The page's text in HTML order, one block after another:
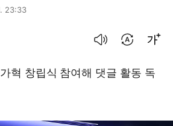
23:33
혁 창립식 참여해 댓글 활동 독